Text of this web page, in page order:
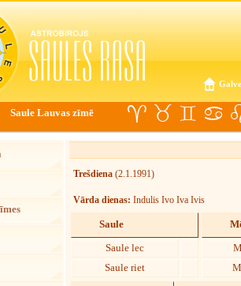
Saule Lauvas zīmē
Trešdiena (2.1.1991)
Vārda dienas: Indulis Ivo Iva Ivis
Saule
Saule lec
Saule riet